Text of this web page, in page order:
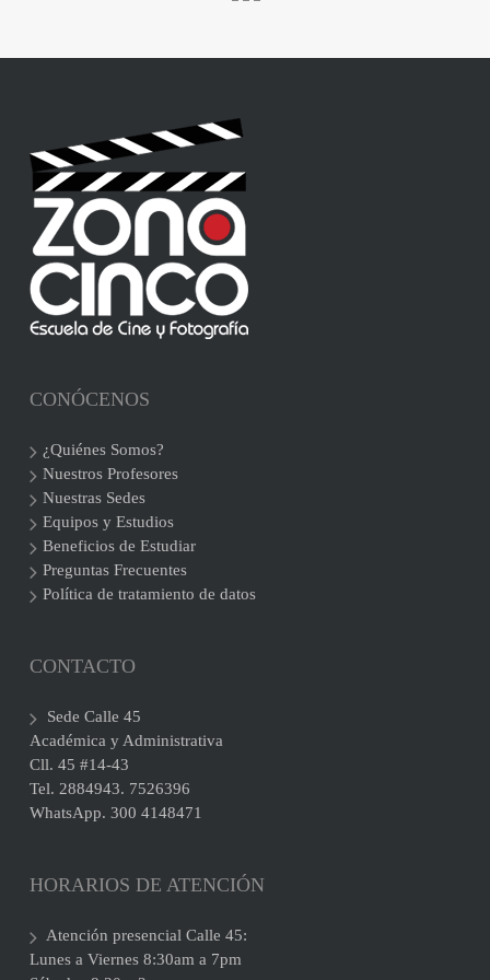
CONÓCENOS
¿Quiénes Somos?
Nuestros Profesores
Nuestras Sedes
Equipos y Estudios
Beneficios de Estudiar
Preguntas Frecuentes
Política de tratamiento de datos
CONTACTO
Sede Calle 45
Académica y Administrativa
Cll. 45 #14-43
Tel. 2884943. 7526396
WhatsApp. 300 4148471
HORARIOS DE ATENCIÓN
Atención presencial Calle 45:
Lunes a Viernes 8:30am a 7pm